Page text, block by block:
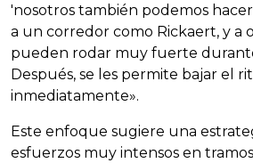
'nosotros también podemos
a un corredor como Rickaert, y a
pueden rodar muy fuerte
Después, se les permite bajar el
inmediatamente».
Este enfoque sugiere una
esfuerzos muy intensos en